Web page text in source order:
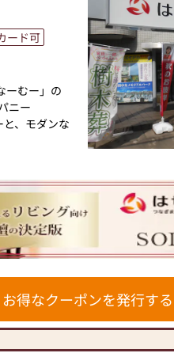
ード可
ーむー」の
ニー
、モダンな
の信頼。創
間約25,000基
お仏壇のは
）の形をご
の形につい
ら、ぜひ、
具・お位
す。1,000
仏壇・お仏
お得なクーポンを発行する